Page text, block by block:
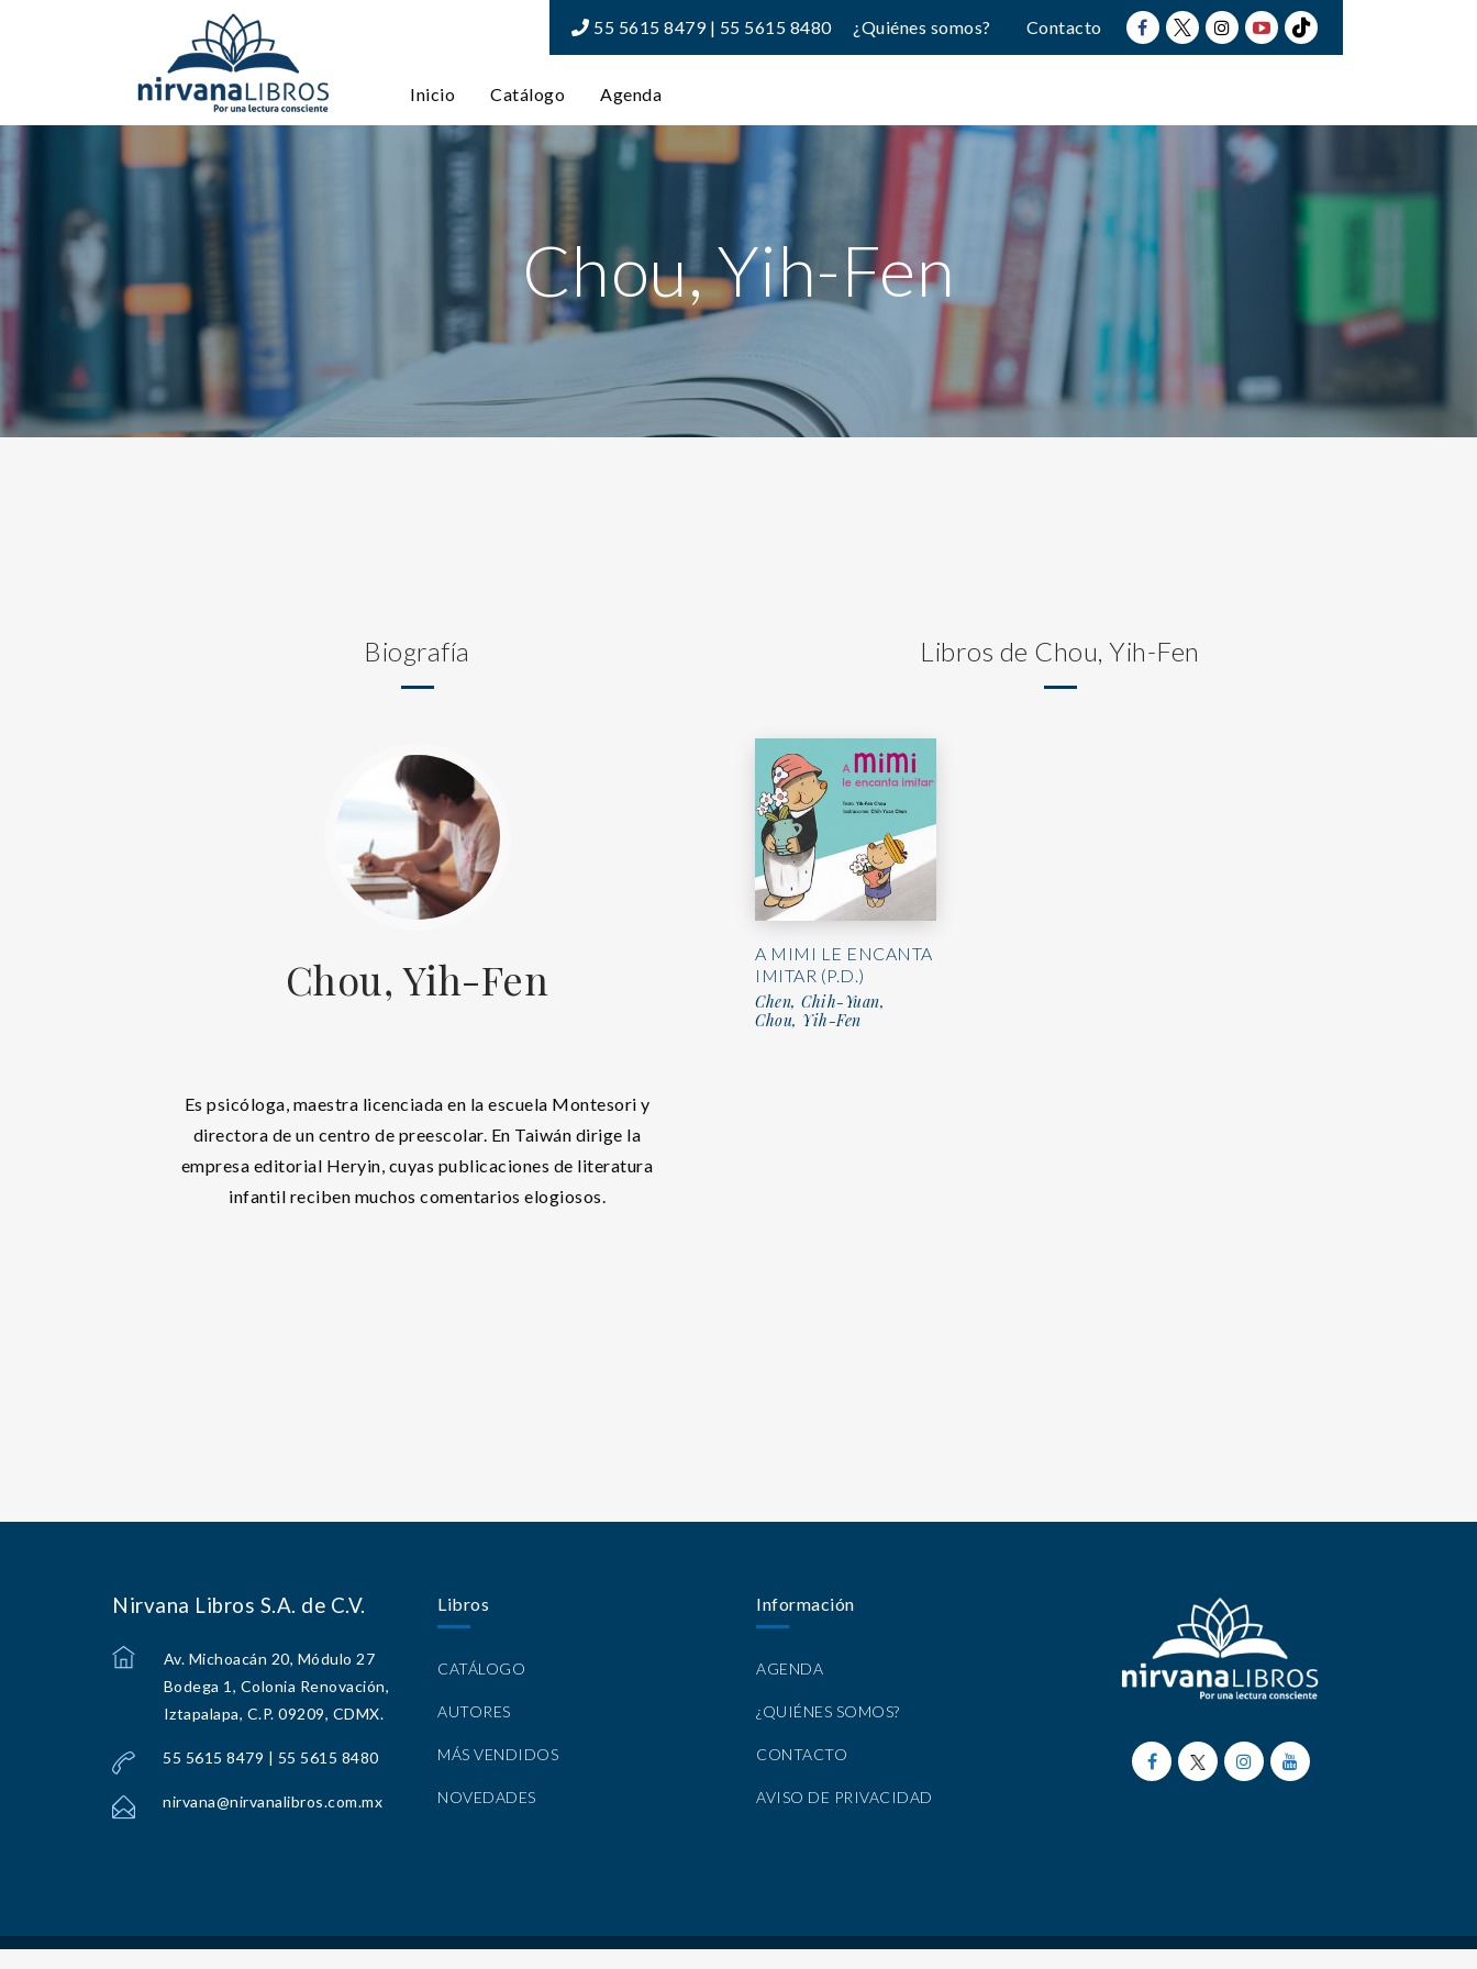
55 5615 8479 | 55 5615 8480 ¿Quiénes somos? Contacto
Inicio Catálogo Agenda
Chou, Yih-Fen
Biografía
Chou, Yih-Fen
Es psicóloga, maestra licenciada en la escuela Montesori y
directora de un centro de preescolar. En Taiwán dirige la
empresa editorial Heryin, cuyas publicaciones de literatura
infantil reciben muchos comentarios elogiosos.
Libros de Chou, Yih-Fen
A MIMI LE ENCANTA
IMITAR (P.D.)
Chen, Chih-Yuan,
Chou, Yih-Fen
Nirvana Libros S.A. de C.V.
Av. Michoacán 20, Módulo 27
Bodega 1, Colonia Renovación,
Iztapalapa, C.P. 09209, CDMX.
55 5615 8479 | 55 5615 8480
nirvana@nirvanalibros.com.mx
Libros
CATÁLOGO
AUTORES
MÁS VENDIDOS
NOVEDADES
Información
AGENDA
¿QUIÉNES SOMOS?
CONTACTO
AVISO DE PRIVACIDAD